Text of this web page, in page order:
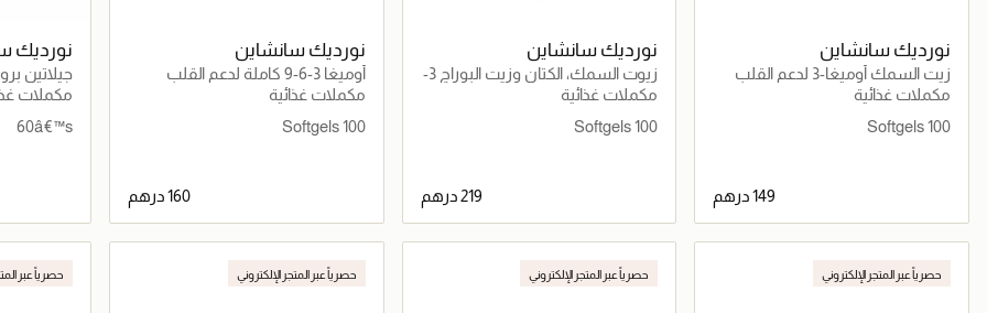
نورديك سانشاين
زيت السمك أوميغا-3 لدعم القلب
والمناعة والمفاصل والدماغ
مكملات غذائية
100 Softgels
جاري تحميل التفاصيل
نورديك سانشاين
زيوت السمك، الكتان وزيت البوراچ 3-
6-9 مع زيت زهرة الربيع لدعم الدماغ
والبشرة والقلب والمفاصل
مكملات غذائية
100 Softgels
جاري تحميل التفاصيل
نورديك سانشاين
أوميغا 3-6-9 كاملة لدعم القلب
والدماغ والمفاصل مع زيت بوراچ
مكملات غذائية
100 Softgels
جاري تحميل التفاصيل
نورديك
جيلاتين
مكملات
60â€™s
حصرياً عبر المتجر الإلكتروني حصرياً عبر المتجر الإلكتروني حصرياً عبر المتجر الإلكتروني حصرياً عبر